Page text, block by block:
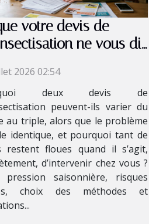
votre devis de
ne vous dit
2026 02:54
deux devis de
peuvent-ils varier du
au triple, alors que le problème
identique, et pourquoi tant de
restent floues quand il s’agit,
d’intervenir chez vous ?
pression saisonnière, risques
choix des méthodes et